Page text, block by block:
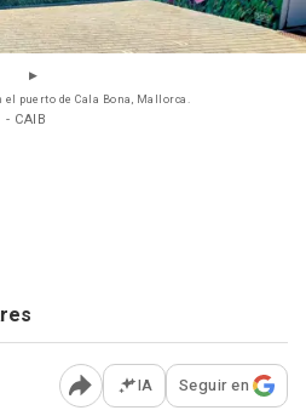
puerto de Cala Bona, Mallorca.
- CAIB
Abrir opciones para
IA Seguir en